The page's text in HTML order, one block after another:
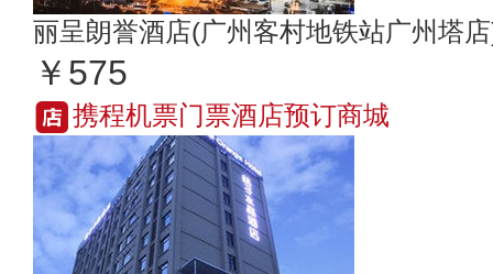
丽呈朗誉酒店(广州客村地铁站广州塔
￥575
携程机票门票酒店预订商城